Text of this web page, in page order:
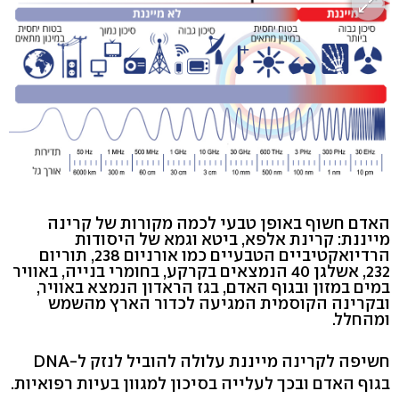
האדם חשוף באופן טבעי לכמה מקורות של קרינה
מייננת: קרינת אלפא, ביטא וגמא של היסודות
הרדיואקטיביים הטבעיים כמו אורניום 238, תוריום
232, אשלגן 40 הנמצאים בקרקע, בחומרי בנייה, באוויר
במים במזון ובגוף האדם, בגז הראדון הנמצא באוויר,
ובקרינה הקוסמית המגיעה לכדור הארץ מהשמש
ומהחלל.
חשיפה לקרינה מייננת עלולה להוביל לנזק ל-DNA
בגוף האדם ובכך לעלייה בסיכון למגוון בעיות רפואיות.